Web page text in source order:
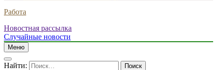
Работа
Новостная рассылка
Случайные новости
Меню
Найти: